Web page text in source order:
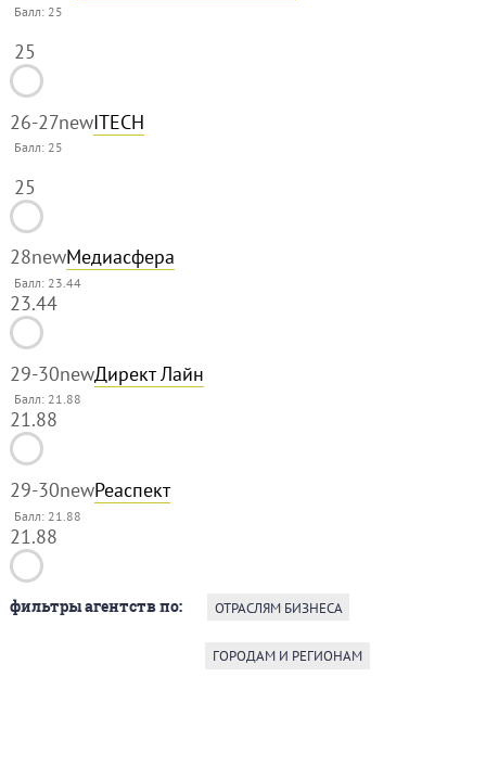
Балл: 25
25
26-27newITECH
Балл: 25
25
28newМедиасфера
Балл: 23.44
23.44
29-30newДирект Лайн
Балл: 21.88
21.88
29-30newРеаспект
Балл: 21.88
21.88
фильтры агентств по: ОТРАСЛЯМ БИЗНЕСА
ГОРОДАМ И РЕГИОНАМ